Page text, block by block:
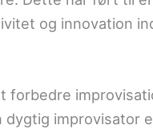
og innovation
forbedre
dygtig improvisator